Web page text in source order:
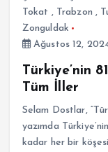
Tokat , Trabzon ,
Zonguldak
Ağustos 12,
Türkiye’nin
Tüm İller
Selam Dostlar,
yazımda
kadar her bir